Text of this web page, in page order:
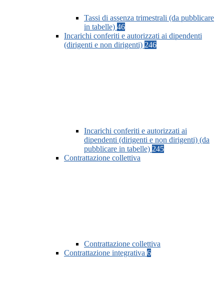
Tassi di assenza trimestrali (da pubblicare
in tabelle) 46
Incarichi conferiti e autorizzati ai dipendenti
(dirigenti e non dirigenti) 246
Incarichi conferiti e autorizzati ai
dipendenti (dirigenti e non dirigenti) (da
pubblicare in tabelle) 245
Contrattazione collettiva
Contrattazione collettiva
Contrattazione integrativa 6